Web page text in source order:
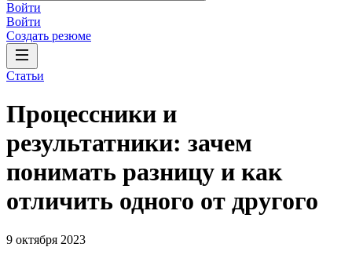
Войти
Войти
Создать резюме
Статьи
Процессники и
результатники: зачем
понимать разницу и как
отличить одного от другого
9 октября 2023